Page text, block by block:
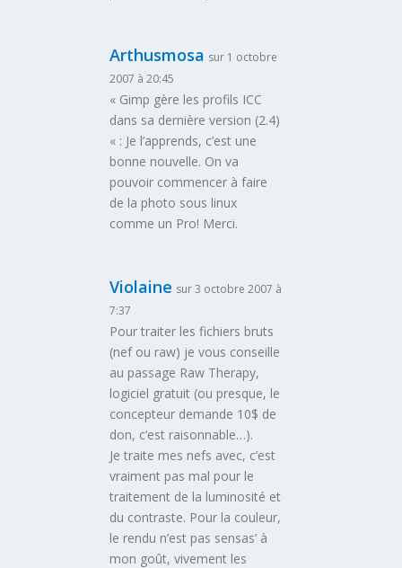
Arthusmosa sur 1 octobre
2007 à 20:45
« Gimp gère les profils ICC
dans sa dernière version (2.4)
« : Je l’apprends, c’est une
bonne nouvelle. On va
pouvoir commencer à faire
de la photo sous linux
comme un Pro! Merci.
Violaine sur 3 octobre 2007 à
7:37
Pour traiter les fichiers bruts
(nef ou raw) je vous conseille
au passage Raw Therapy,
logiciel gratuit (ou presque, le
concepteur demande 10$ de
don, c’est raisonnable…).
Je traite mes nefs avec, c’est
vraiment pas mal pour le
traitement de la luminosité et
du contraste. Pour la couleur,
le rendu n’est pas sensas’ à
mon goût, vivement les